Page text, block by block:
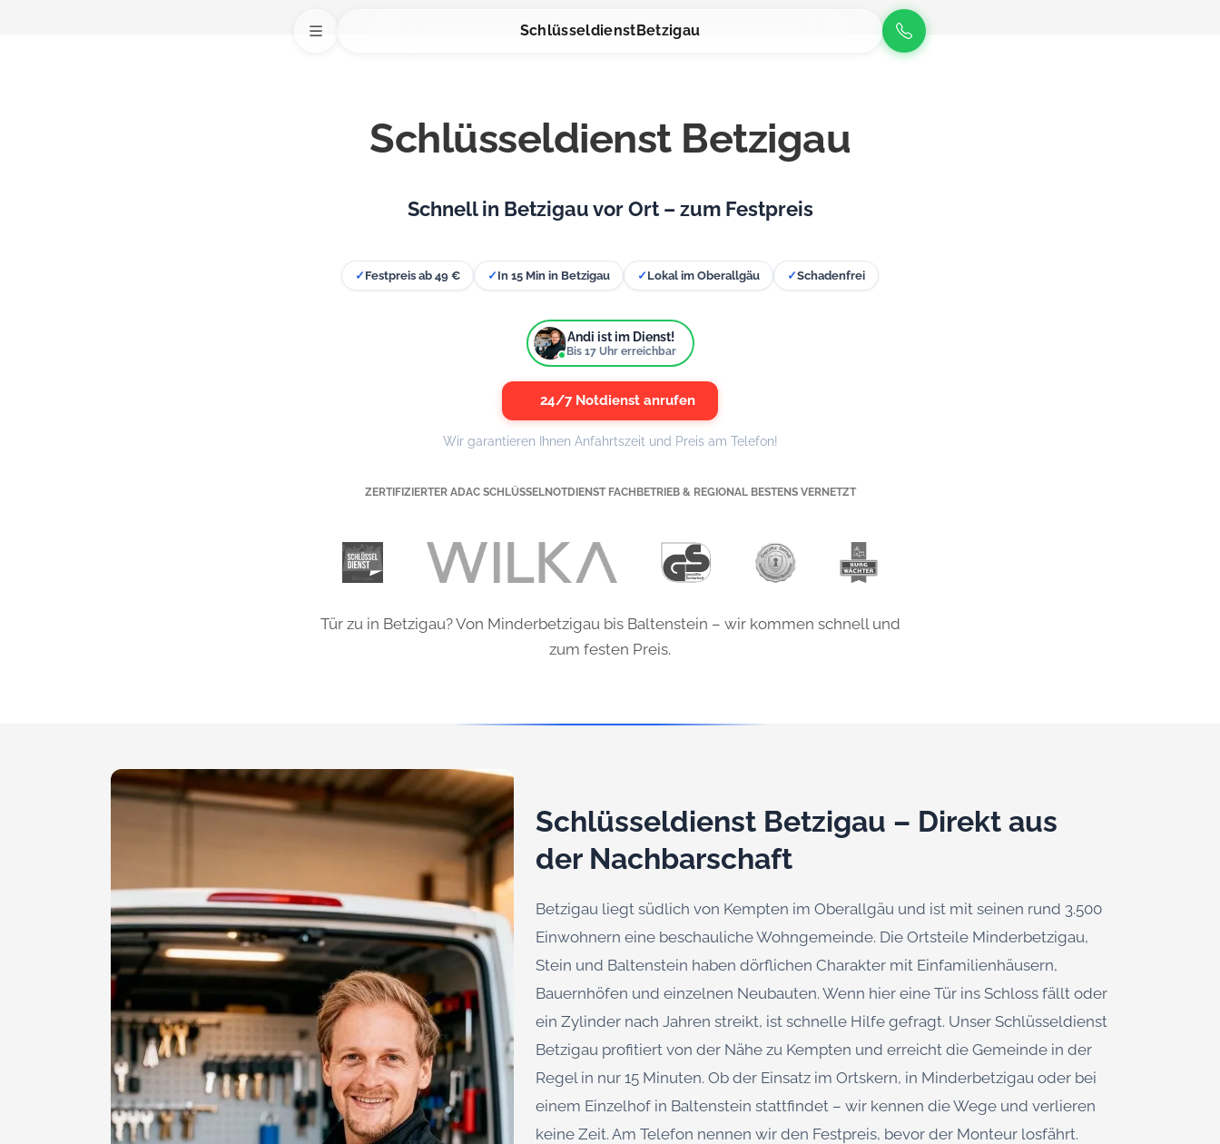
SchlüsseldienstBetzigau
Schlüsseldienst Betzigau
Schnell in Betzigau vor Ort – zum Festpreis
✓ Festpreis ab 49 € ✓ In 15 Min in Betzigau ✓ Lokal im Oberallgäu ✓Schadenfrei
Andi ist im Dienst!
Bis 17Uhr erreichbar
24/7 Notdienst anrufen
Wir garantieren Ihnen Anfahrtszeit und Preis am Telefon!
ZERTIFIZIERTER ADAC SCHLÜSSELNOTDIENST FACHBETRIEB & REGIONAL BESTENS VERNETZT
Tür zu in Betzigau? Von Minderbetzigau bis Baltenstein – wir kommen schnell und
zum festen Preis.
Schlüsseldienst Betzigau – Direkt aus
der Nachbarschaft
Betzigau liegt südlich von Kempten im Oberallgäu und ist mit seinen rund 3.500
Einwohnern eine beschauliche Wohngemeinde. Die Ortsteile Minderbetzigau,
Stein und Baltenstein haben dörflichen Charakter mit Einfamilienhäusern,
Bauernhöfen und einzelnen Neubauten. Wenn hier eine Tür ins Schloss fällt oder
ein Zylinder nach Jahren streikt, ist schnelle Hilfe gefragt. Unser Schlüsseldienst
Betzigau profitiert von der Nähe zu Kempten und erreicht die Gemeinde in der
Regel in nur 15 Minuten. Ob der Einsatz im Ortskern, in Minderbetzigau oder bei
einem Einzelhof in Baltenstein stattfindet – wir kennen die Wege und verlieren
keine Zeit. Am Telefon nennen wir den Festpreis, bevor der Monteur losfährt.